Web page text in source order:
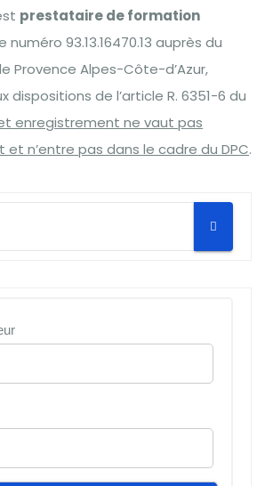
prestataire de formation
93.13.16470.13 auprès du
Provence Alpes-Côte-d’Azur,
de l’article R. 6351-6 du
enregistrement ne vaut pas
et n’entre pas dans le cadre du DPC.